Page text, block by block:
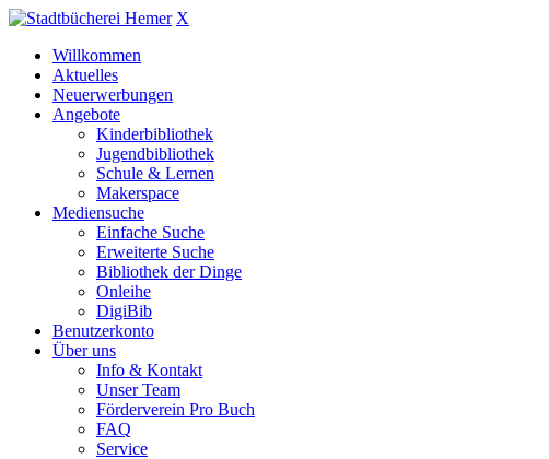
X
Willkommen
Aktuelles
Neuerwerbungen
Angebote
Kinderbibliothek
Jugendbibliothek
Schule & Lernen
Makerspace
Mediensuche
Einfache Suche
Erweiterte Suche
Bibliothek der Dinge
Onleihe
DigiBib
Benutzerkonto
Über uns
Info & Kontakt
Unser Team
Förderverein Pro Buch
FAQ
Service